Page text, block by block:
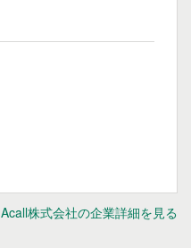
Acall株式会社の企業詳細を見る